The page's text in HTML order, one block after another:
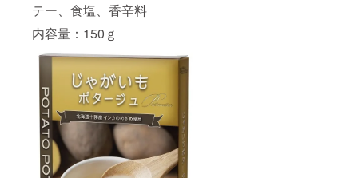
テー、食塩、香辛料
内容量：150ｇ